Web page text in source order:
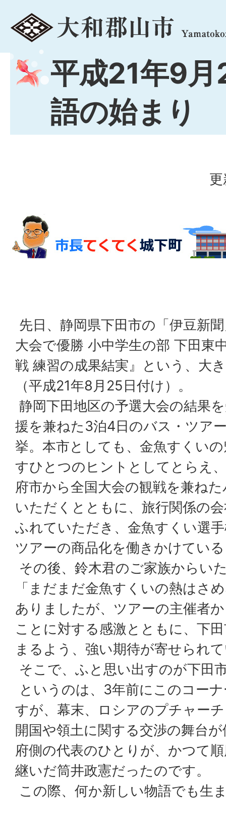
menu
平成21年9
語の始まり
先日、静岡県下田市の「伊豆新
大会で優勝 小中学生の部 下田東
戦 練習の成果結実』という、大
（平成21年8月25日付け）。
静岡下田地区の予選大会の結果
援を兼ねた3泊4日のバス・ツア
挙。本市としても、金魚すくい
すひとつのヒントとしてとらえ
府市から全国大会の観戦を兼ね
いただくとともに、旅行関係の
ふれていただき、金魚すくい選
ツアーの商品化を働きかけてい
その後、鈴木君のご家族からい
「まだまだ金魚すくいの熱はさ
ありましたが、ツアーの主催者
ことに対する感激とともに、下
まるよう、強い期待が寄せられ
そこで、ふと思い出すのが下田
というのは、3年前にこのコー
すが、幕末、ロシアのプチャー
開国や領土に関する交渉の舞台
府側の代表のひとりが、かつて
継いだ筒井政憲だったのです。
この際、何か新しい物語でも生